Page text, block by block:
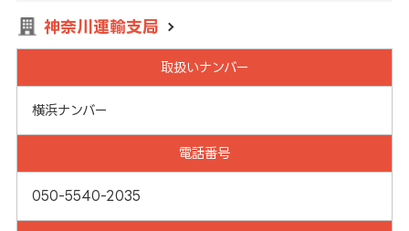
神奈川運輸支局
取扱いナンバー
横浜ナンバー
電話番号
050-5540-2035